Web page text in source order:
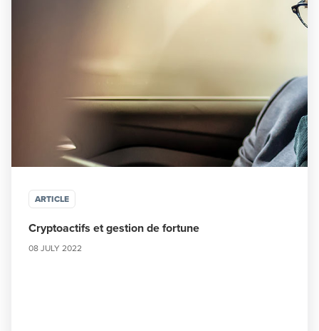
ARTICLE
Cryptoactifs et gestion de fortune
08 JULY 2022